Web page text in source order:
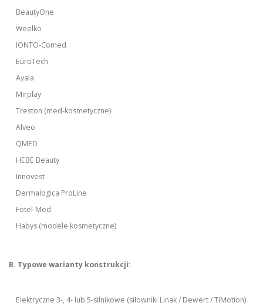
BeautyOne
Weelko
IONTO-Comed
EuroTech
Ayala
Mirplay
Treston (med-kosmetyczne)
Alveo
QMED
HEBE Beauty
Innovest
Dermalogica ProLine
Fotel-Med
Habys (modele kosmetyczne)
B. Typowe warianty konstrukcji:
Elektryczne 3-, 4- lub 5-silnikowe (siłowniki Linak / Dewert / TiMotion)